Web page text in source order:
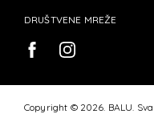
DRUŠTVENE MREŽE
Copyright © 2026. BALU.